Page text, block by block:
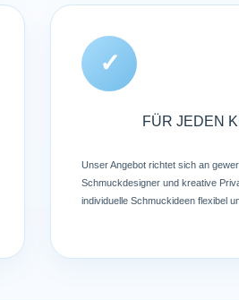
✓
FÜR JEDEN
Unser Angebot richtet sich an
Schmuckdesigner und kreative
individuelle Schmuckideen flexibel